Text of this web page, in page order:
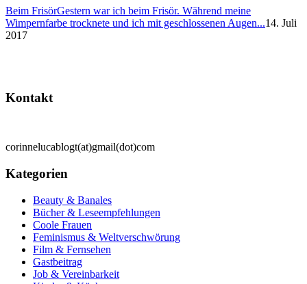
Beim FrisörGestern war ich beim Frisör. Während meine
Wimpernfarbe trocknete und ich mit geschlossenen Augen...14. Juli
2017
Kontakt
corinnelucablogt(at)gmail(dot)com
Kategorien
Beauty & Banales
Bücher & Leseempfehlungen
Coole Frauen
Feminismus & Weltverschwörung
Film & Fernsehen
Gastbeitrag
Job & Vereinbarkeit